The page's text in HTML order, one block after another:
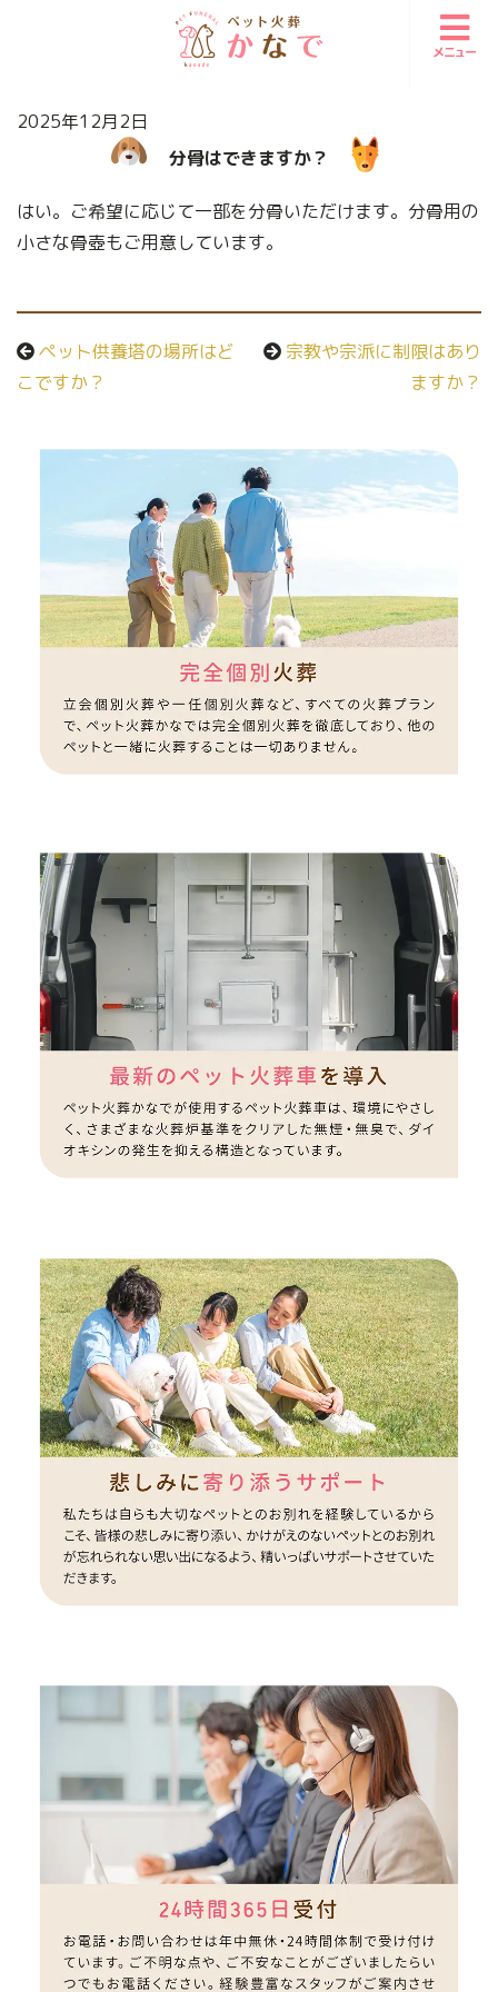
メニュー
2025年12月2日
分骨はできますか？
はい。ご希望に応じて一部を分骨いただけます。分骨用の
小さな骨壺もご用意しています。
ペット供養塔の場所はど
こですか？
宗教や宗派に制限はあり
ますか？